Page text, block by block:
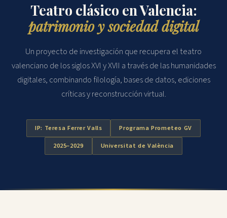
Teatro clásico en Valencia:
patrimonio y sociedad digital
Un proyecto de investigación que recupera el teatro
valenciano de los siglos XVI y XVII a través de las humanidades
digitales, combinando filología, bases de datos, ediciones
críticas y reconstrucción virtual.
IP: Teresa Ferrer Valls
Programa Prometeo GV
2025–2029
Universitat de València